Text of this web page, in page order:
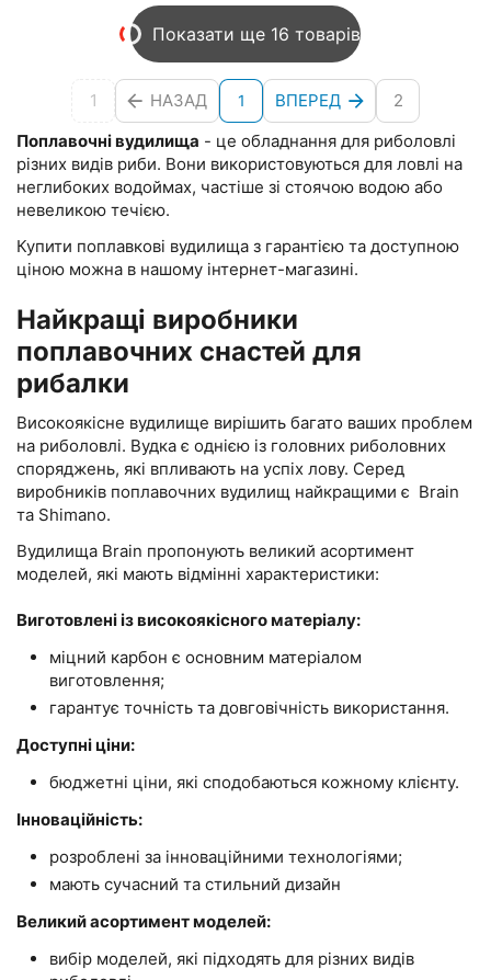
Показати ще 16 товарів
1 НАЗАД 1 ВПЕРЕД
2
Поплавочні вудилища - це обладнання для риболовлі
різних видів риби. Вони використовуються для ловлі на
неглибоких водоймах, частіше зі стоячою водою або
невеликою течією.
Купити поплавкові вудилища з гарантією та доступною
ціною можна в нашому інтернет-магазині.
Найкращі виробники
поплавочних снастей для
рибалки
Високоякісне вудилище вирішить багато ваших проблем
на риболовлі. Вудка є однією із головних риболовних
споряджень, які впливають на успіх лову. Серед
виробників поплавочних вудилищ найкращими є Brain
та Shimano.
Вудилища Brain пропонують великий асортимент
моделей, які мають відмінні характеристики:
Виготовлені із високоякісного матеріалу:
міцний карбон є основним матеріалом
виготовлення;
гарантує точність та довговічність використання.
Доступні ціни:
бюджетні ціни, які сподобаються кожному клієнту.
Інноваційність:
розроблені за інноваційними технологіями;
мають сучасний та стильний дизайн
Великий асортимент моделей:
вибір моделей, які підходять для різних видів